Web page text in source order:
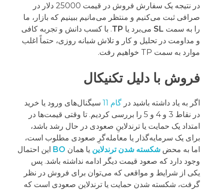
در نتیجه یک سفارش فروش در قیمت 25000 دلار در
صرافی ثبت می‌کنیم و منتظر می‌مانیم ببینیم که بازار، ما
را به سمت SL می‌برد یا TP. با کسب دانش و تجربه کافی
و مداومت در تحلیل و کار و تلاش شبانه روزی، حتماً اغلب
موارد به سمت TP خواهیم رفت.
فروش با دلیل تکنیکال
اگر به یاد داشته باشید در گام 11
سیگنال‌های ورود یا خرید
در نقاط 3 و 4 و 5 را بررسی کردیم. تا وقتی قیمت‌ها در
امتداد یک حمایت یا ترندلاینِ صعودی در حال رشد باشد،
برای یک سرمایه‌گذار یا معامله‌گرِ صعودی مطلوب است،
اما به محض شکسته شدن ترندلاین یا همان BO این احتمال
وجود دارد که صعود قیمت دیگر ادامه نداشته باشد. پس
یکی از شرایط و مواقعی که می‌توان برای فروش در نظر
گرفت، شکسته شدن حمایت یا ترندلاین صعودی است که